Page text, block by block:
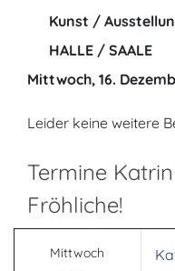
Kunst /
HALLE / SAALE
Mittwoch, 16.
Leider keine weitere
Termine
Fröhliche!
Mittwoch